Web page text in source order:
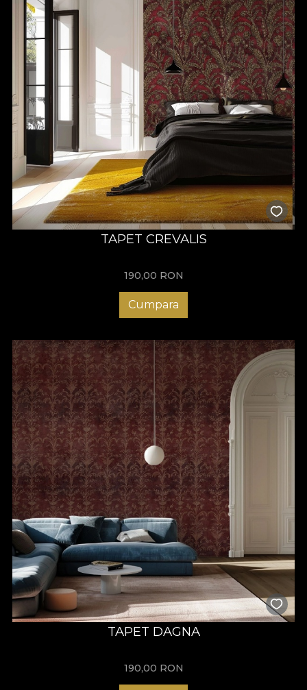
TAPET CREVALIS
190,00 RON
Cumpara
TAPET DAGNA
190,00 RON